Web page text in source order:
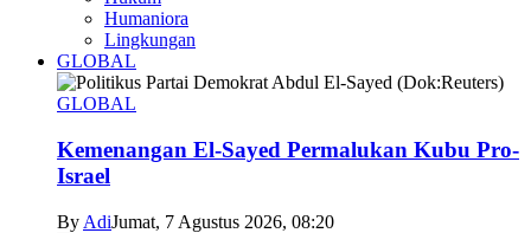
Humaniora
Lingkungan
GLOBAL
GLOBAL
Kemenangan El-Sayed Permalukan Kubu Pro-
Israel
By AdiJumat, 7 Agustus 2026, 08:20